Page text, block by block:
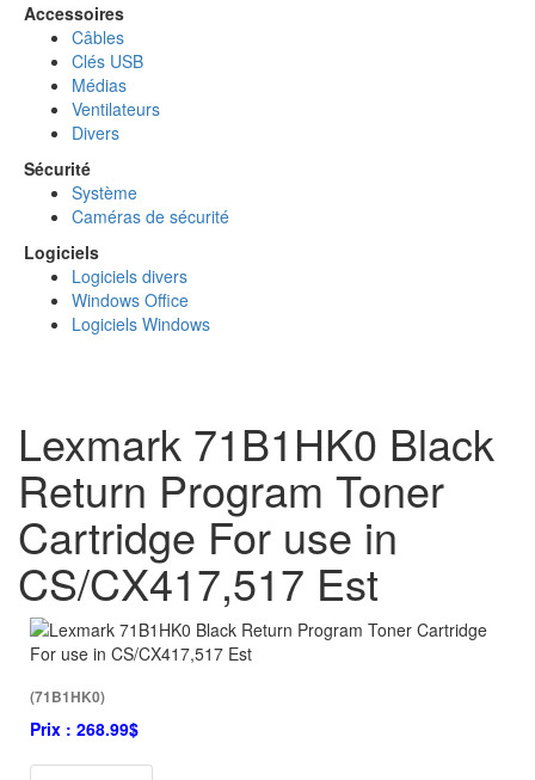
Accessoires
Câbles
Clés USB
Médias
Ventilateurs
Divers
Sécurité
Système
Caméras de sécurité
Logiciels
Logiciels divers
Windows Office
Logiciels Windows
Lexmark 71B1HK0 Black
Return Program Toner
Cartridge For use in
CS/CX417,517 Est
(71B1HK0)
Prix : 268.99$